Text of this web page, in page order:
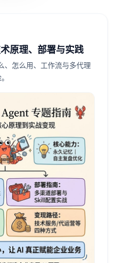
原理、部署与实践
、怎么用、工作流与多代理